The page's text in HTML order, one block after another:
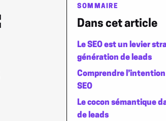
SOMMAIRE
Dans cet article
Le SEO est un levier
génération de leads
Comprendre
SEO
Le cocon sémantique
de leads